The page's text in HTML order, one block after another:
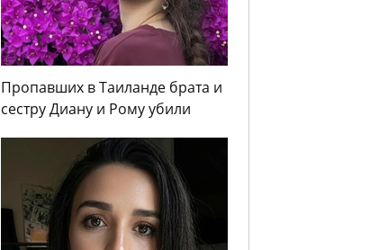
Пропавших в Таиланде брата и
сестру Диану и Рому убили